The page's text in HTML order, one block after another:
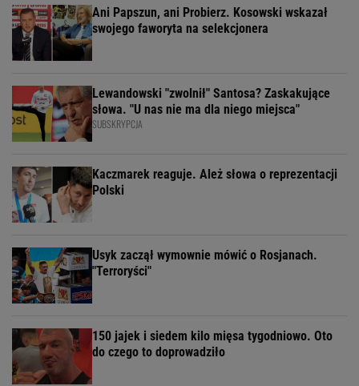
Ani Papszun, ani Probierz. Kosowski wskazał
swojego faworyta na selekcjonera
Lewandowski "zwolnił" Santosa? Zaskakujące
słowa. "U nas nie ma dla niego miejsca"
SUBSKRYPCJA
Kaczmarek reaguje. Ależ słowa o reprezentacji
Polski
Usyk zaczął wymownie mówić o Rosjanach.
"Terroryści"
150 jajek i siedem kilo mięsa tygodniowo. Oto
do czego to doprowadziło